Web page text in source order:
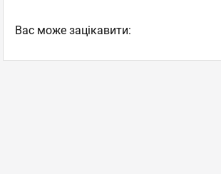
Вас може зацікавити: